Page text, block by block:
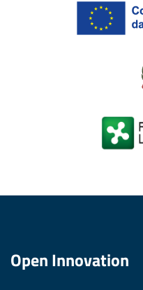
Open Innovation